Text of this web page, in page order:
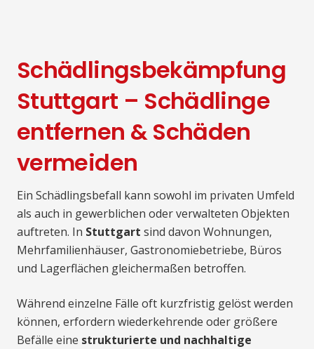
Schädlingsbekämpfung
Stuttgart – Schädlinge
entfernen & Schäden
vermeiden
Ein Schädlingsbefall kann sowohl im privaten Umfeld
als auch in gewerblichen oder verwalteten Objekten
auftreten. In Stuttgart sind davon Wohnungen,
Mehrfamilienhäuser, Gastronomiebetriebe, Büros
und Lagerflächen gleichermaßen betroffen.
Während einzelne Fälle oft kurzfristig gelöst werden
können, erfordern wiederkehrende oder größere
Befälle eine strukturierte und nachhaltige